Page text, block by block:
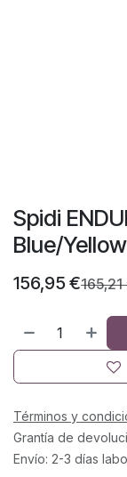
Spidi
Blue/Yellow
156,95 €165,21
Términos y
Grantía de
Envío: 2-3 días